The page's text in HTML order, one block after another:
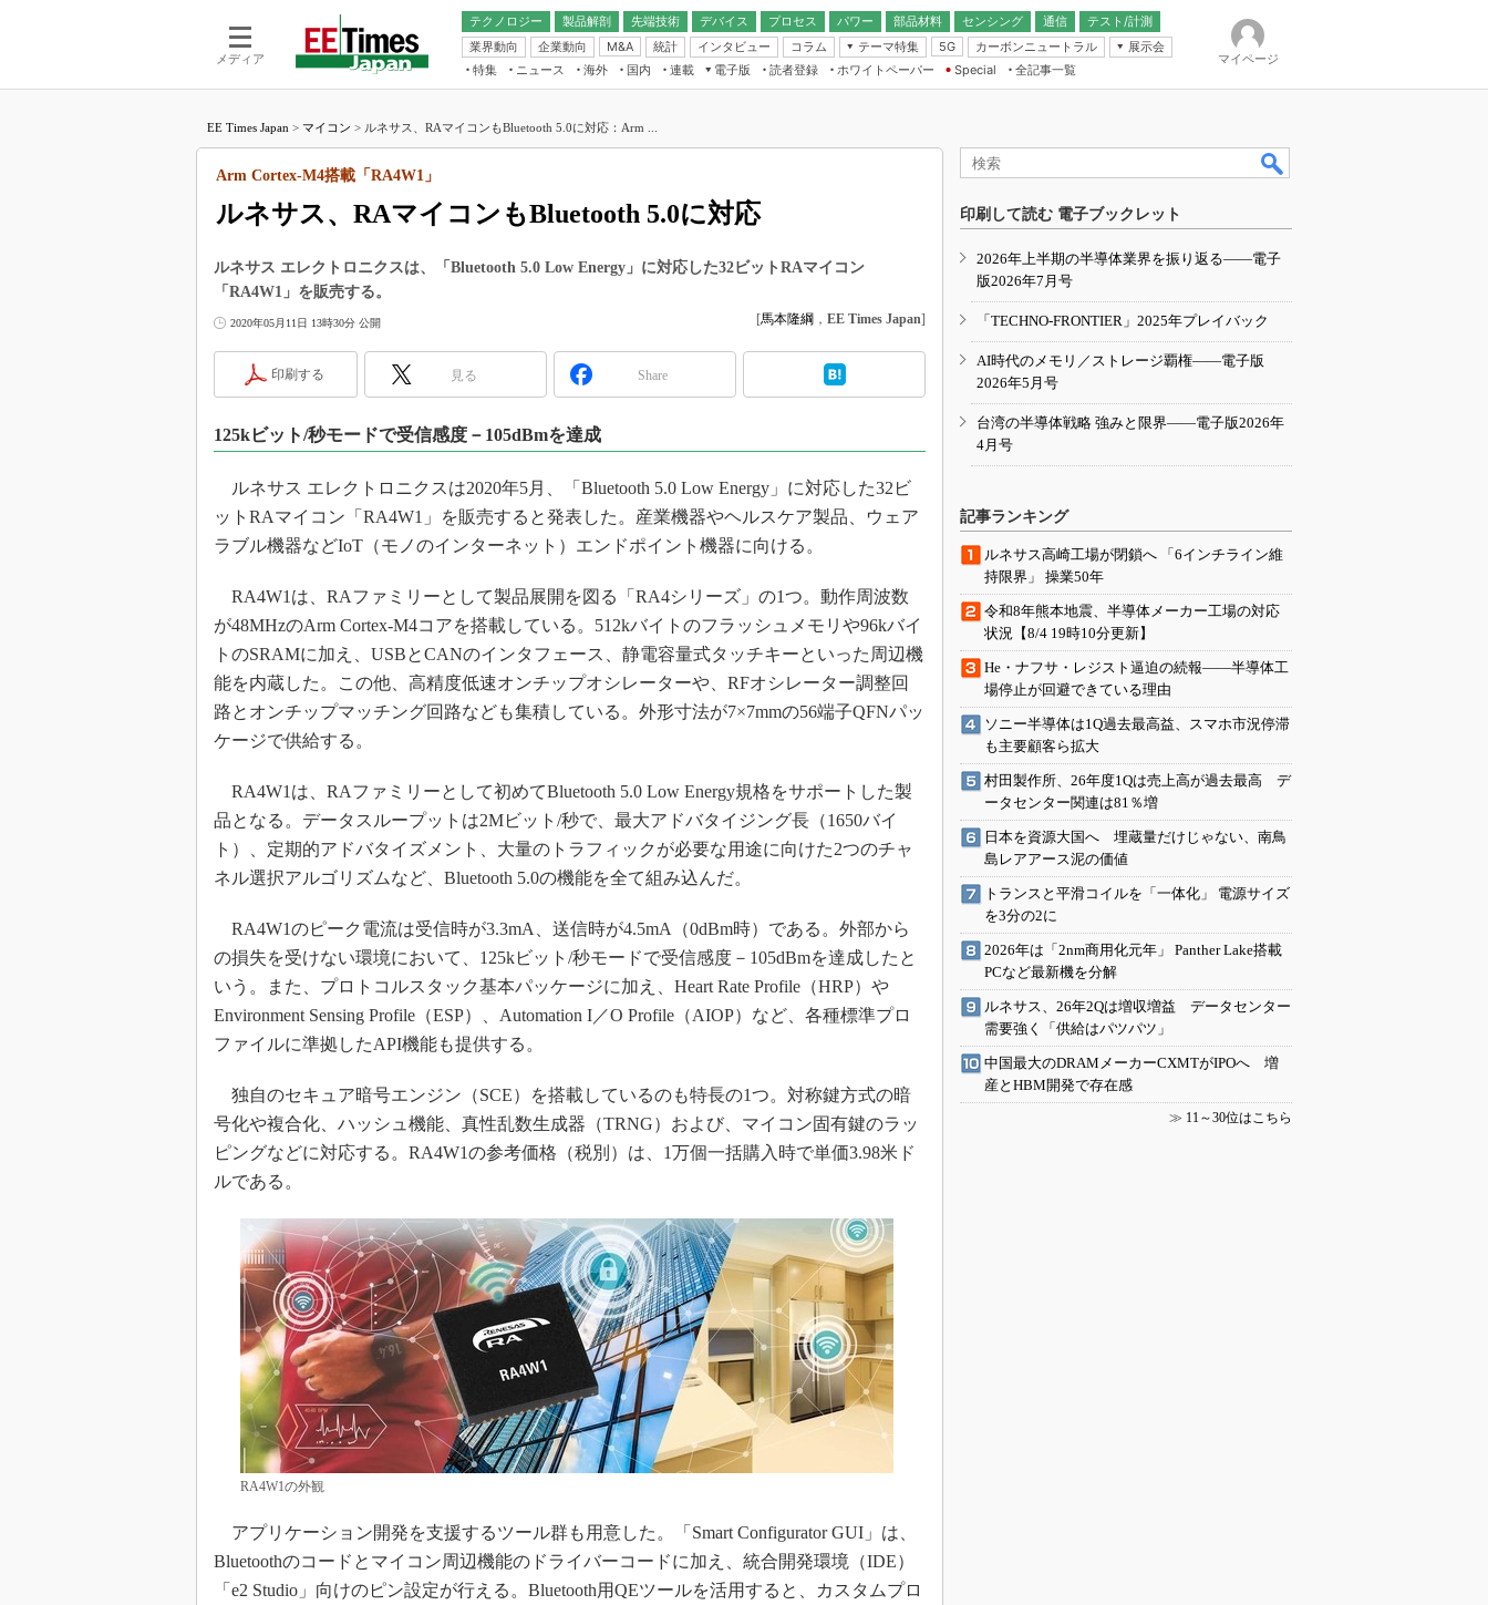
メディア
テクノロジー 製品解剖
先端技術
電池／エネルギー
デバイス
アナログ
マイコン
プロセス パワー 部品材料 センシング
通信
無線
テスト/計測
業界動向
企業動向 M&A 統計 インタビュー コラム
テーマ特集
フィジカルAI
読者調査（EE Times Research）
電源設計（EDN Japan）
エレクトロニクス入門（EDN
5G カーボンニュートラル
展示会
IoT・エッジコンピューティング
EXPO
TECHNO-FRONTIER
人とくるま展
特集 ニュース 海外 国内
連載
福田昭のデバイス通信
大山聡の業界スコープ
踊るバズワード ～Behind the
Buzzword
で起こること
“異端児エンジニア”が仕掛けた社内
改革、執念の180日
イノベーションは日本を救うのか
JASA発IoT通信
IHSアナリスト「未来展望」
「英語に愛されないエンジニア」の
ための新行動論
電子版
電子ブックレット
読者登録 ホワイトペーパー
Special
全記事一覧
マイページ
EE Times Japan > マイコン > ルネサス、RAマイコンもBluetooth 5.0に対応：Arm ...
ルネサス、RAマイコンもBluetooth 5.0に対応
Arm Cortex-M4搭載「RA4W1」
ルネサス エレクトロニクスは、「Bluetooth 5.0 Low Energy」に対応した32ビットRAマイコン
「RA4W1」を販売する。
2020年05月11日 13時30分 公開 [馬本隆綱 ， EE Times Japan]
印刷する 見る Share
125kビット/秒モードで受信感度－105dBmを達成
ルネサス エレクトロニクスは2020年5月、「Bluetooth 5.0 Low Energy」に対応した32ビ
ットRAマイコン「RA4W1」を販売すると発表した。産業機器やヘルスケア製品、ウェア
ラブル機器などIoT（モノのインターネット）エンドポイント機器に向ける。
RA4W1は、RAファミリーとして製品展開を図る「RA4シリーズ」の1つ。動作周波数
が48MHzのArm Cortex-M4コアを搭載している。512kバイトのフラッシュメモリや96kバイ
トのSRAMに加え、USBとCANのインタフェース、静電容量式タッチキーといった周辺機
能を内蔵した。この他、高精度低速オンチップオシレーターや、RFオシレーター調整回
路とオンチップマッチング回路なども集積している。外形寸法が7×7mmの56端子QFNパッ
ケージで供給する。
RA4W1は、RAファミリーとして初めてBluetooth 5.0 Low Energy規格をサポートした製
品となる。データスループットは2Mビット/秒で、最大アドバタイジング長（1650バイ
ト）、定期的アドバタイズメント、大量のトラフィックが必要な用途に向けた2つのチャ
ネル選択アルゴリズムなど、Bluetooth 5.0の機能を全て組み込んだ。
RA4W1のピーク電流は受信時が3.3mA、送信時が4.5mA（0dBm時）である。外部から
の損失を受けない環境において、125kビット/秒モードで受信感度－105dBmを達成したと
いう。また、プロトコルスタック基本パッケージに加え、Heart Rate Profile（HRP）や
Environment Sensing Profile（ESP）、Automation I／O Profile（AIOP）など、各種標準プロ
ファイルに準拠したAPI機能も提供する。
独自のセキュア暗号エンジン（SCE）を搭載しているのも特長の1つ。対称鍵方式の暗
号化や複合化、ハッシュ機能、真性乱数生成器（TRNG）および、マイコン固有鍵のラッ
ピングなどに対応する。RA4W1の参考価格（税別）は、1万個一括購入時で単価3.98米ド
ルである。
RA4W1の外観
アプリケーション開発を支援するツール群も用意した。「Smart Configurator GUI」は、
Bluetoothのコードとマイコン周辺機能のドライバーコードに加え、統合開発環境（IDE）
「e2 Studio」向けのピン設定が行える。Bluetooth用QEツールを活用すると、カスタムプロ
印刷して読む 電子ブックレット
2026年上半期の半導体業界を振り返る――電子
版2026年7月号
「TECHNO-FRONTIER」2025年プレイバック
AI時代のメモリ／ストレージ覇権――電子版
2026年5月号
台湾の半導体戦略 強みと限界――電子版2026年
4月号
記事ランキング
ルネサス高崎工場が閉鎖へ 「6インチライン維
持限界」 操業50年
令和8年熊本地震、半導体メーカー工場の対応
状況【8/4 19時10分更新】
He・ナフサ・レジスト逼迫の続報――半導体工
場停止が回避できている理由
ソニー半導体は1Q過去最高益、スマホ市況停滞
も主要顧客ら拡大
村田製作所、26年度1Qは売上高が過去最高 デ
ータセンター関連は81％増
日本を資源大国へ 埋蔵量だけじゃない、南鳥
島レアアース泥の価値
トランスと平滑コイルを「一体化」 電源サイズ
を3分の2に
2026年は「2nm商用化元年」 Panther Lake搭載
PCなど最新機を分解
ルネサス、26年2Qは増収増益 データセンター
需要強く「供給はパツパツ」
中国最大のDRAMメーカーCXMTがIPOへ 増
産とHBM開発で存在感
≫ 11～30位はこちら